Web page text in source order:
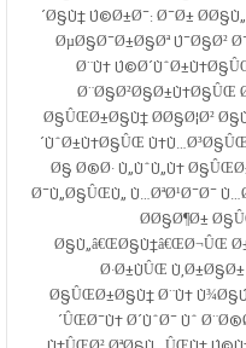
´Ø§Ù† Ú©Ø±Ø¯: Ø¯Ø±
ØµØ§Ø¯Ø±Ø§Øª Ú¯Ø§Ø²
Ø¨Ù‡
Ø¨Ø§Ø²Ø§Ø±Ù‡Ø§ÛŒ
Ø§ÛŒØ±Ø§Ù† Ø­Ø§Ø¦Ø²
´ÙˆØ±Ù‡Ø§ÛŒ
Ø§ Ø®Ø· Ù„ÙˆÙ„Ù‡
Ø¯Ù„Ø§ÛŒÙ„ Ù…ØªØ¹Ø¯Ø¯
Ø­Ø§Ø¶Ø±
Ø§Ù„â€ŒØ§Ù†â€ŒØ¬ÛŒ
Ø·Ø±ÙÛŒ
Ø§ÛŒØ±Ø§Ù† Ø¨Ù‡
´ÛŒØ¯Ù‡ Ø´ÙˆØ¯ Ùˆ